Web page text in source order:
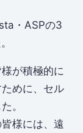
・ASPの3
が積極的に
めに、セル
。
様には、遠